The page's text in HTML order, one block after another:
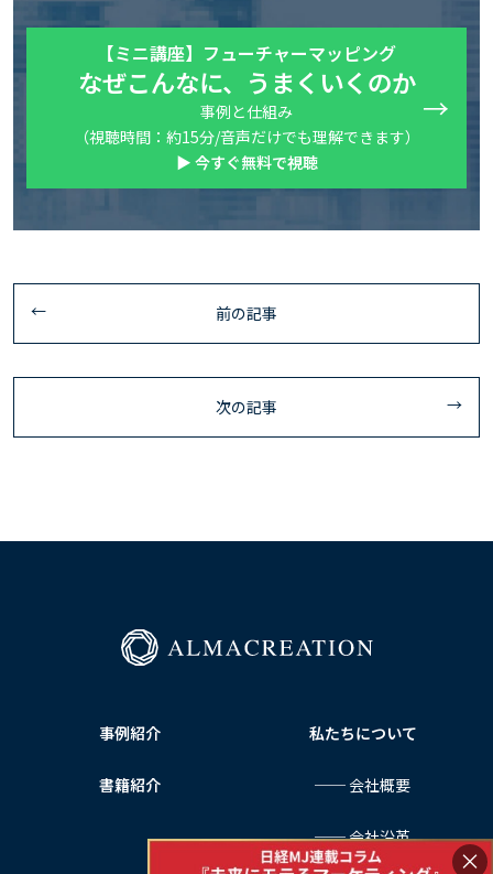
【ミニ講座】フューチャーマッピング
なぜこんなに、うまくいくのか
事例と仕組み
（視聴時間：約15分/音声だけでも理解できます）
▶ 今すぐ無料で視聴
前の記事
次の記事
×
事例紹介
書籍紹介
私たちについて
── 会社概要
── 会社沿革